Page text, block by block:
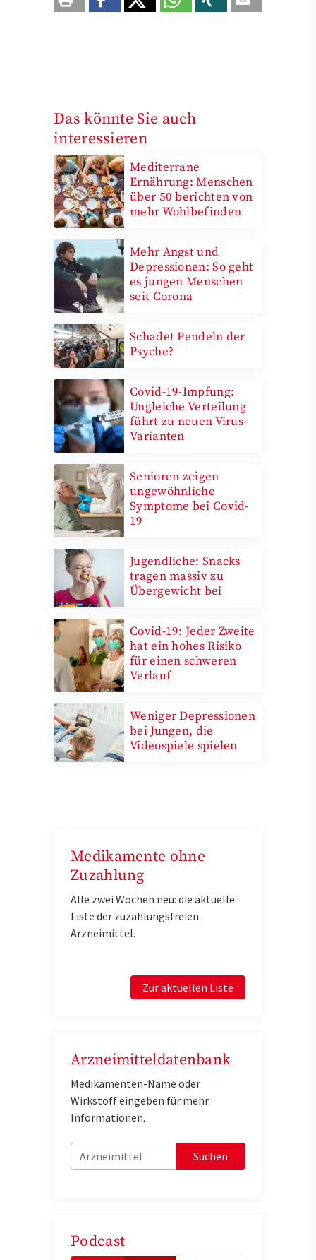
Das könnte Sie auch
interessieren
Mediterrane
Ernährung: Menschen
über 50 berichten von
mehr Wohlbefinden
Mehr Angst und
Depressionen: So geht
es jungen Menschen
seit Corona
Schadet Pendeln der
Psyche?
Covid-19-Impfung:
Ungleiche Verteilung
führt zu neuen Virus-
Varianten
Senioren zeigen
ungewöhnliche
Symptome bei Covid-
19
Jugendliche: Snacks
tragen massiv zu
Übergewicht bei
Covid-19: Jeder Zweite
hat ein hohes Risiko
für einen schweren
Verlauf
Weniger Depressionen
bei Jungen, die
Videospiele spielen
Medikamente ohne
Zuzahlung
Alle zwei Wochen neu: die aktuelle
Liste der zuzahlungsfreien
Arzneimittel.
Zur aktuellen Liste
Arzneimitteldatenbank
Medikamenten-Name oder
Wirkstoff eingeben für mehr
Informationen.
Suchen
Podcast